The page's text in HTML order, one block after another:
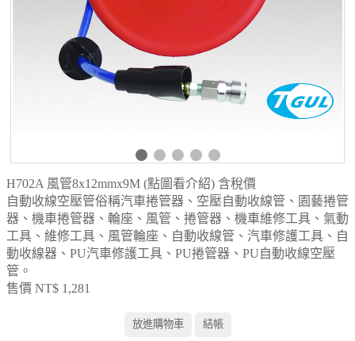
H702A 風管8x12mmx9M (點圖看介紹) 含稅價
自動收線空壓管俗稱汽車捲管器、空壓自動收線管、園藝捲管
器、機車捲管器、輪座、風管、捲管器、機車維修工具、氣動
工具、維修工具、風管輪座、自動收線管、汽車修護工具、自
動收線器、PU汽車修護工具、PU捲管器、PU自動收線空壓
管。
售價 NT$ 1,281